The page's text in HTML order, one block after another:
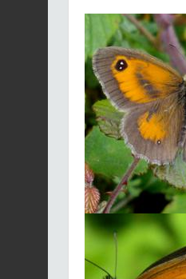
Grillon
2026-
Geai des
Garrulus
2026-
Taupe
Talpa
2026-08-